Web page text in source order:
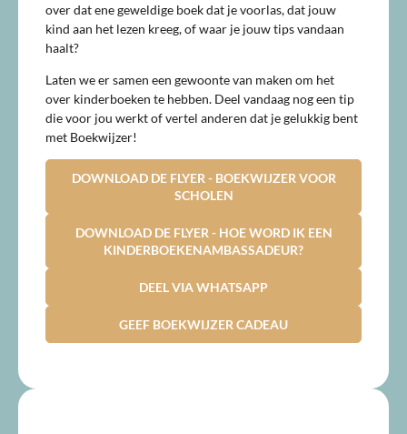
over dat ene geweldige boek dat je voorlas, dat jouw
kind aan het lezen kreeg, of waar je jouw tips vandaan
haalt?
Laten we er samen een gewoonte van maken om het
over kinderboeken te hebben. Deel vandaag nog een tip
die voor jou werkt of vertel anderen dat je gelukkig bent
met Boekwijzer!
DOWNLOAD DE FLYER - BOEKWIJZER VOOR
SCHOLEN
DOWNLOAD DE FLYER - HOE WORD IK EEN
KINDERBOEKENAMBASSADEUR?
DEEL VIA WHATSAPP
GEEF BOEKWIJZER CADEAU